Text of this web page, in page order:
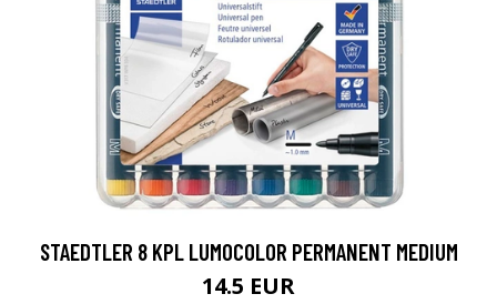
STAEDTLER 8 KPL LUMOCOLOR PERMANENT MEDIUM
14.5 EUR